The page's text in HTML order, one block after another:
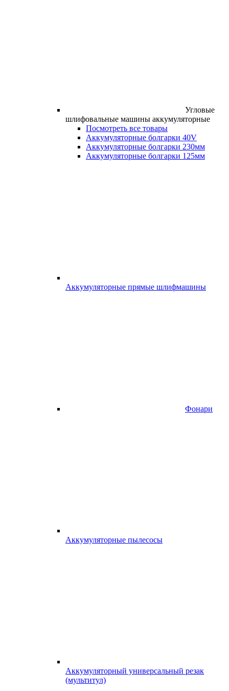
Угловые
шлифовальные машины аккумуляторные
Посмотреть все товары
Аккумуляторные болгарки 40V
Аккумуляторные болгарки 230мм
Аккумуляторные болгарки 125мм
Аккумуляторные прямые шлифмашины
Фонари
Аккумуляторные пылесосы
Аккумуляторный универсальный резак
(мультитул)